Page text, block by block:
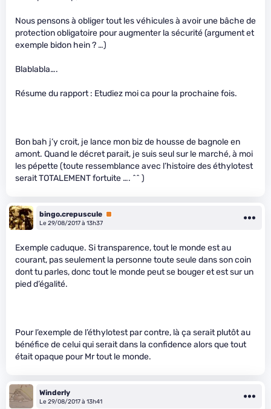
Nous pensons à obliger tout les véhicules à avoir une bâche de
protection obligatoire pour augmenter la sécurité (argument et
exemple bidon hein ? …)
Blablabla….
Résume du rapport : Etudiez moi ca pour la prochaine fois.
Bon bah j’y croit, je lance mon biz de housse de bagnole en
amont. Quand le décret parait, je suis seul sur le marché, à moi
les pépette (toute ressemblance avec l’histoire des éthylotest
serait TOTALEMENT fortuite …. ^^ )
bingo.crepuscule Premium
Le 29/08/2017 à 13h37
Exemple caduque. Si transparence, tout le monde est au
courant, pas seulement la personne toute seule dans son coin
dont tu parles, donc tout le monde peut se bouger et est sur un
pied d’égalité.
Pour l’exemple de l’éthylotest par contre, là ça serait plutôt au
bénéfice de celui qui serait dans la confidence alors que tout
était opaque pour Mr tout le monde.
Winderly
Le 29/08/2017 à 13h41